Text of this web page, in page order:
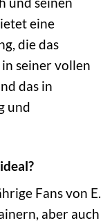
eine
die das
seiner vollen
das in
und
Fans von E.
aber auch